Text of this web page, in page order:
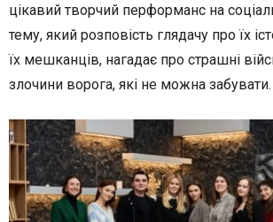
цікавий творчий перформанс на
тему, який розповість глядачу про їх
їх мешканців, нагадає про страшні
злочини ворога, які не можна забувати.